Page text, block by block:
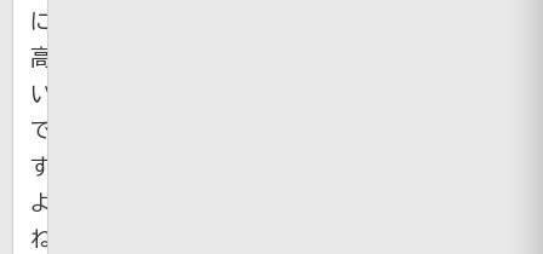
に
高
い
で
す
よ
ね。